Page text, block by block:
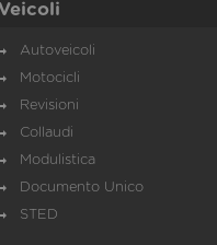
Autoveicoli
Motocicli
Revisioni
Collaudi
Modulistica
Documento Unico
STED